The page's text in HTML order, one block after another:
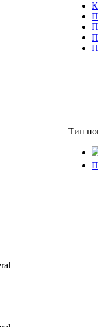
Тип